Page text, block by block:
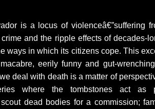
is a locus of violenceâ€”suffering
and the ripple effects of decades-
ways in which its citizens cope. This
eerily funny and gut-
deal with death is a matter of
where the tombstones act as
dead bodies for a commission;